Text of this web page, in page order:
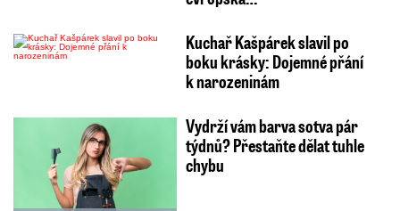
Kuchař Kašpárek slavil po
boku krásky: Dojemné přání
k narozeninám
Vydrží vám barva sotva pár
týdnů? Přestaňte dělat tuhle
chybu